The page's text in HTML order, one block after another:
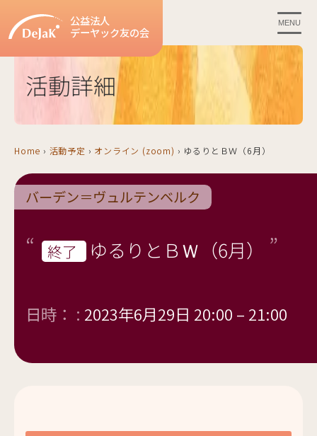
公益法人
デーヤック友の会
MENU
活動詳細
Home › 活動予定 › オンライン (zoom) › ゆるりとＢＷ（6月）
バーデン＝ヴュルテンベルク
終了 ゆるりとＢＷ（6月）
日時： : 2023年6月29日 20:00 – 21:00